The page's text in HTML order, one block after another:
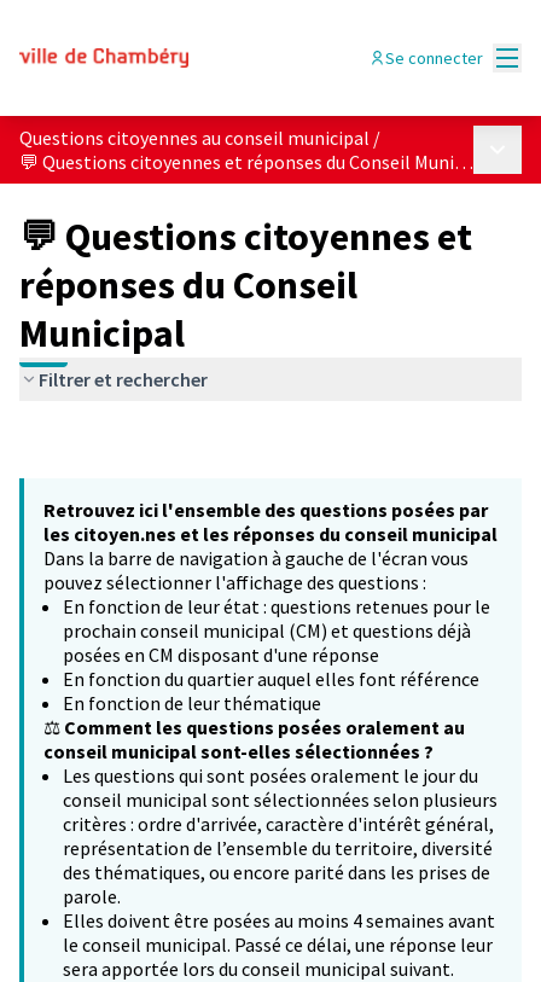
Se connecter
Questions citoyennes au conseil municipal /
💬 Questions citoyennes et réponses du Conseil Municipal
💬 Questions citoyennes et
réponses du Conseil
Municipal
Filtrer et rechercher
Retrouvez ici l'ensemble des questions posées par
les citoyen.nes et les réponses du conseil municipal
Dans la barre de navigation à gauche de l'écran vous
pouvez sélectionner l'affichage des questions :
En fonction de leur état : questions retenues pour le
prochain conseil municipal (CM) et questions déjà
posées en CM disposant d'une réponse
En fonction du quartier auquel elles font référence
En fonction de leur thématique
⚖️ Comment les questions posées oralement au
conseil municipal sont-elles sélectionnées ?
Les questions qui sont posées oralement le jour du
conseil municipal sont sélectionnées selon plusieurs
critères : ordre d'arrivée, caractère d'intérêt général,
représentation de l’ensemble du territoire, diversité
des thématiques, ou encore parité dans les prises de
parole.
Elles doivent être posées au moins 4 semaines avant
le conseil municipal. Passé ce délai, une réponse leur
sera apportée lors du conseil municipal suivant.